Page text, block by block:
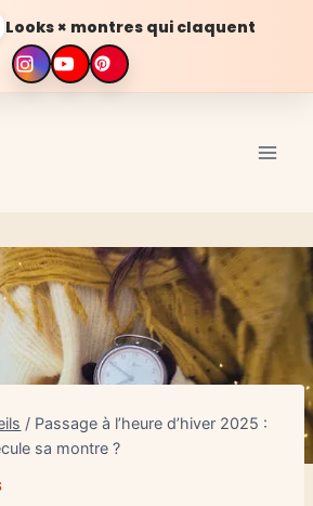
Looks × montres qui claquent
/ Passage à l’heure d’hiver 2025 :
sa montre ?